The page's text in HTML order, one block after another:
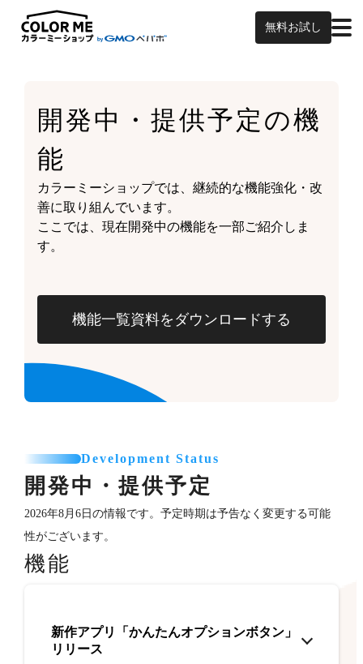
無料お試し
開発中・提供予定の機
能
カラーミーショップでは、継続的な機能強化・改
善に取り組んでいます。
ここでは、現在開発中の機能を一部ご紹介しま
す。
機能一覧資料をダウンロードする
Development Status
開発中・提供予定
2026年8月6日の情報です。予定時期は予告なく変更する可能
性がございます。
機能
新作アプリ「かんたんオプションボタン」
リリース